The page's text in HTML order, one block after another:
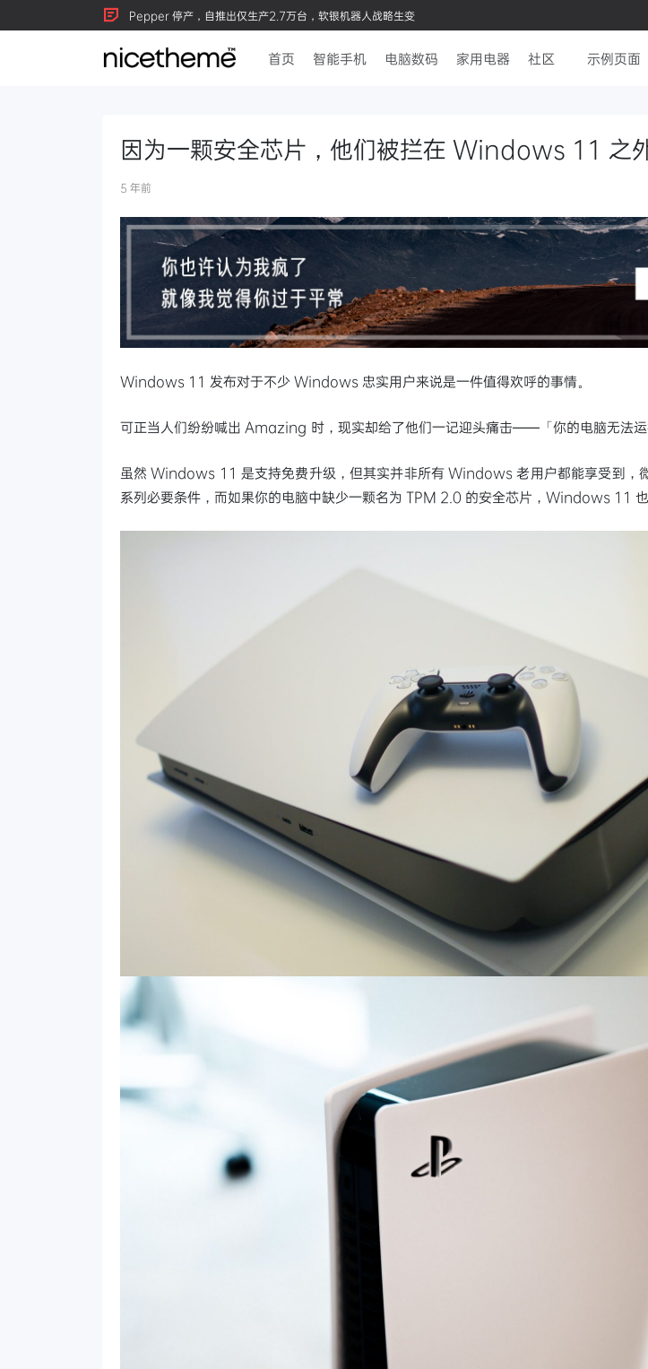
Pepper 停产，自推出仅生产2.7万台，软银机器人战略生变
首页 智能手机 电脑数码 家用电器 社区 示例页面
因为一颗安全芯片，他们被拦在 Windows 11 之
5 年前
Windows 11 发布对于不少 Windows 忠实用户来说是一件值得欢呼的事情。
可正当人们纷纷喊出 Amazing 时，现实却给了他们一记迎头痛击——「你的电脑无法
虽然 Windows 11 是支持免费升级，但其实并非所有 Windows 老用户都能享受到，
系列必要条件，而如果你的电脑中缺少一颗名为 TPM 2.0 的安全芯片，Windows 11 也